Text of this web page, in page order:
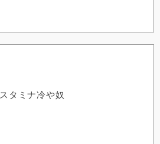
スタミナ冷や奴